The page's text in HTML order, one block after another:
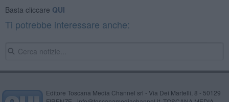
Basta cliccare QUI
Ti potrebbe interessare anche:
Editore Toscana Media Channel srl - Via Dei Martelli, 8 - 50129